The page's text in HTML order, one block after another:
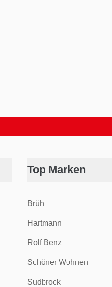
Top Marken
Brühl
Hartmann
Rolf Benz
Schöner Wohnen
Sudbrock